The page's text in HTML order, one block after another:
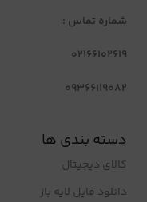
شماره تماس :
02166102619
09366119082
دسته بندی ها
کالای دیجیتال
دانلود فایل لایه باز